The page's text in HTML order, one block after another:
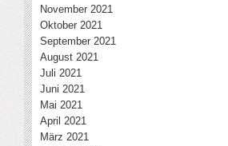
November 2021
Oktober 2021
September 2021
August 2021
Juli 2021
Juni 2021
Mai 2021
April 2021
März 2021